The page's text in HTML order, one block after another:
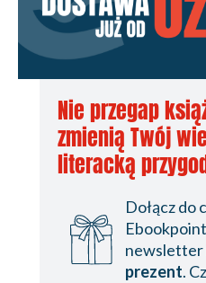
Nie przegap
zmienią Twój
literacką
Dołącz do
newsletter
prezent.